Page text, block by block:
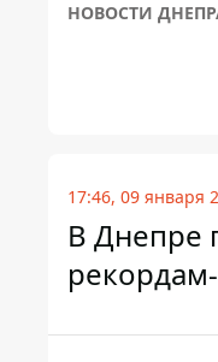
НОВОСТИ
17:46, 09 января
В Днепре